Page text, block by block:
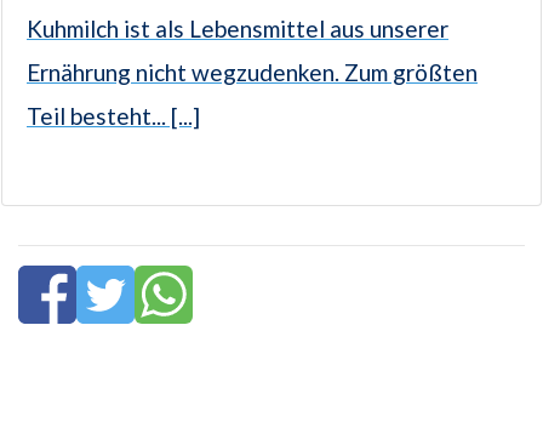
Kuhmilch ist als Lebensmittel aus unserer
Ernährung nicht wegzudenken. Zum größten
Teil besteht... [...]